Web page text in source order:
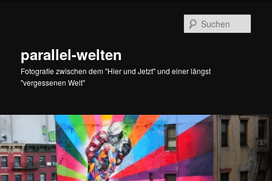
parallel-welten
Fotografie zwischen dem "Hier und Jetzt" und einer längst
"vergessenen Welt"